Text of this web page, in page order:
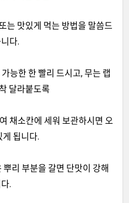
는 맛있게 먹는 방법을 말씀드
다.
능한 한 빨리 드시고, 무는 랩
달라붙도록
채소칸에 세워 보관하시면 오
게 됩니다.
리 부분을 갈면 단맛이 강해
.